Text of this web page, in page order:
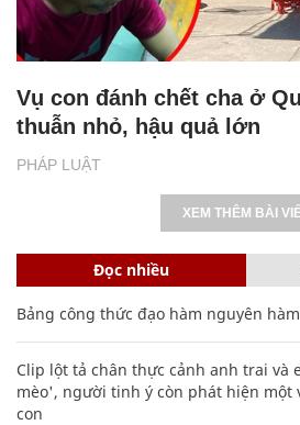
PHÁP LUẬT
Vụ con đánh chết cha ở
thuẫn nhỏ, hậu quả lớn
XEM THÊM BÀI
Đọc nhiều
Bảng công thức đạo hàm nguyên
Clip lột tả chân thực cảnh anh trai và
mèo', người tinh ý còn phát hiện một
con